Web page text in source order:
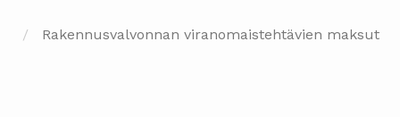
Rakennusvalvonnan viranomaistehtävien maksut